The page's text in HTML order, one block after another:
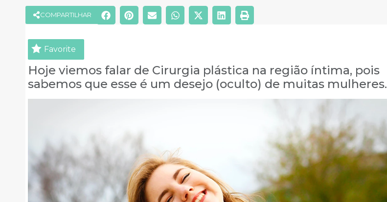
COMPARTILHAR
Favorite
Hoje viemos falar de Cirurgia plástica na região íntima, pois
sabemos que esse é um desejo (oculto) de muitas mulheres.